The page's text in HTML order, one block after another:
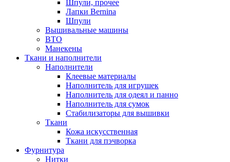
Шпули, прочее
Лапки Bernina
Шпули
Вышивальные машины
ВТО
Манекены
Ткани и наполнители
Наполнители
Клеевые материалы
Наполнитель для игрушек
Наполнитель для одеял и панно
Наполнитель для сумок
Стабилизаторы для вышивки
Ткани
Кожа искусственная
Ткани для пэчворка
Фурнитура
Нитки